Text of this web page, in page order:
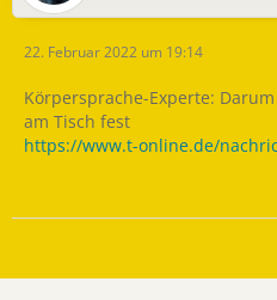
22. Februar 2022 um 19:14
Körpersprache-Experte:
am Tisch fest
https://www.t-online.de/